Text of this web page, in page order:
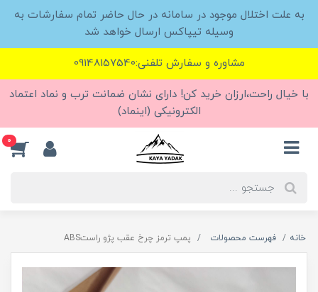
به علت اختلال موجود در سامانه در حال حاضر تمام سفارشات به
وسیله تیپاکس ارسال خواهد شد
مشاوره و سفارش تلفنی:09148157540
با خیال راحت،ارزان خرید کن! دارای نشان ضمانت ترب و نماد اعتماد
الکترونیکی (اینماد)
0
خانه فهرست محصولات پمپ ترمز چرخ عقب پژو راستABS